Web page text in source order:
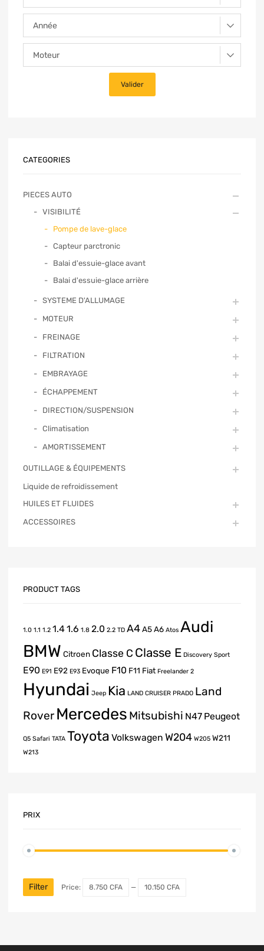
CATEGORIES
PIECES AUTO
VISIBILITÉ
Pompe de lave-glace
Capteur parctronic
Balai d'essuie-glace avant
Balai d'essuie-glace arrière
SYSTEME D'ALLUMAGE
MOTEUR
FREINAGE
FILTRATION
EMBRAYAGE
ÉCHAPPEMENT
DIRECTION/SUSPENSION
Climatisation
AMORTISSEMENT
OUTILLAGE & ÉQUIPEMENTS
Liquide de refroidissement
HUILES ET FLUIDES
ACCESSOIRES
PRODUCT TAGS
1.0 1.1 1.2 1.41.6 1.8 2.0 2.2 TD A4A5A6 Atos Audi
BMW Citroen Classe C Classe E Discovery Sport
E90 E91 E92 E93 Evoque F10 F11 Fiat Freelander 2
Hyundai Jeep Kia LAND CRUISER PRADO Land
Rover Mercedes Mitsubishi N47 Peugeot
Q5 Safari TATA Toyota Volkswagen W204 W205 W211
W213
PRIX
Filter Price: 8.750 CFA — 10.150 CFA